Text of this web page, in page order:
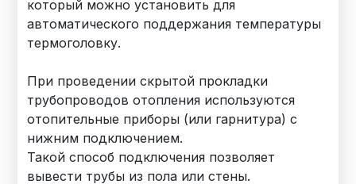
который можно установить для
автоматического поддержания температуры
термоголовку.
При проведении скрытой прокладки
трубопроводов отопления используются
отопительные приборы (или гарнитура) с
нижним подключением.
Такой способ подключения позволяет
вывести трубы из пола или стены.